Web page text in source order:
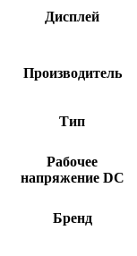
Дисплей
Производитель
Тип
Рабочее
напряжение DC
Бренд